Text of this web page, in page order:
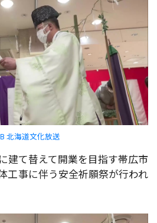
北海道文化放送
建て替えて開業を目指す帯広市
体工事に伴う安全祈願祭が行われ